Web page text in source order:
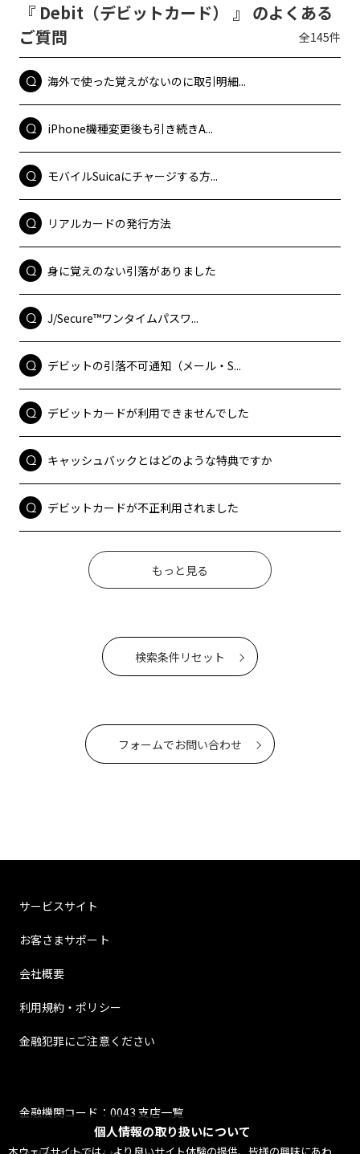
個人情報の取り扱いについて
『 Debit（デビットカード） 』 のよくある
ご質問
全145件
海外で使った覚えがないのに取引明細...
iPhone機種変更後も引き続きA...
モバイルSuicaにチャージする方...
リアルカードの発行方法
身に覚えのない引落がありました
J/Secure™ワンタイムパスワ...
デビットの引落不可通知（メール・S...
デビットカードが利用できませんでした
キャッシュバックとはどのような特典ですか
デビットカードが不正利用されました
もっと見る
検索条件リセット
フォームでお問い合わせ
サービスサイト
お客さまサポート
会社概要
利用規約・ポリシー
金融犯罪にご注意ください
金融機関コード：0043 支店一覧